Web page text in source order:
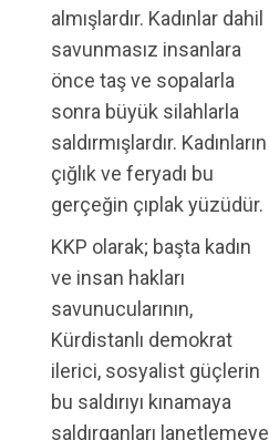
almışlardır. Kadınlar dahil
savunmasız insanlara
önce taş ve sopalarla
sonra büyük silahlarla
saldırmışlardır. Kadınların
çığlık ve feryadı bu
gerçeğin çıplak yüzüdür.
KKP olarak; başta kadın
ve insan hakları
savunucularının,
Kürdistanlı demokrat
ilerici, sosyalist güçlerin
bu saldırıyı kınamaya
saldırganları lanetlemeye